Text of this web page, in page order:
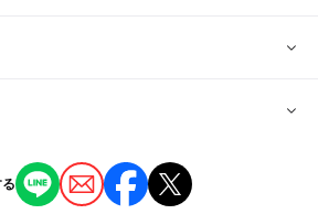
や主催者側の都合などにより変更にな
。